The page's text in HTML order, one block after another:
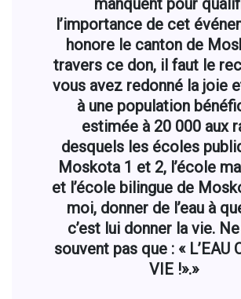
manquent pour
l’importance de cet
honore le canton de
travers ce don, il faut le
vous avez redonné la joie
à une population
estimée à 20 000 aux
desquels les écoles
Moskota 1 et 2, l’école
et l’école bilingue de
moi, donner de l’eau à
c’est lui donner la vie.
souvent pas que : « L’EAU
VIE !».»